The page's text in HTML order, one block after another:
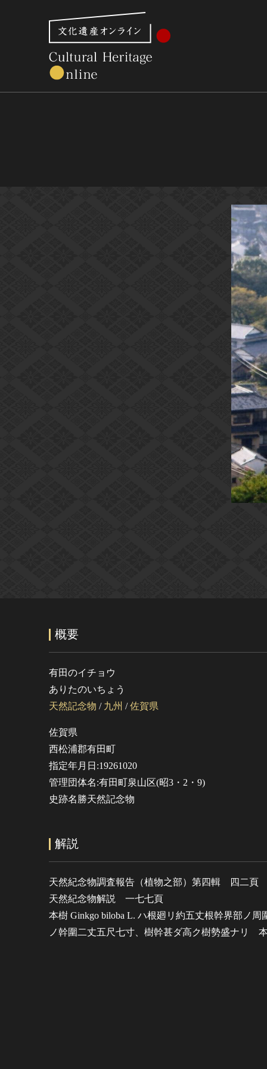
概要
有田のイチョウ
ありたのいちょう
天然記念物 / 九州 /佐賀県
佐賀県
西松浦郡有田町
指定年月日:19261020
管理団体名:有田町泉山区(昭3・2・9)
史跡名勝天然記念物
解説
天然紀念物調査報告（植物之部）第四輯 四二頁
天然紀念物解説 一七七頁
本樹 Ginkgo biloba L. ハ根廻リ約五丈根幹界部ノ
ノ幹圍二丈五尺七寸、樹幹甚ダ高ク樹勢盛ナリ